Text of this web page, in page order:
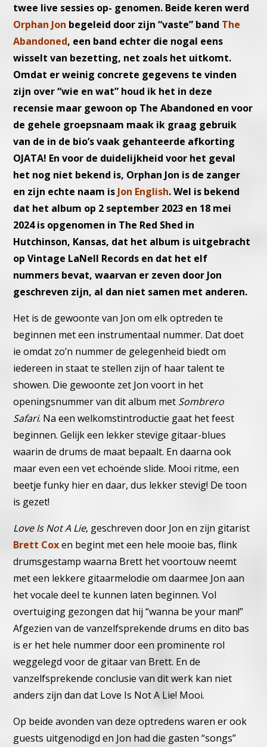
twee live sessies op- genomen. Beide keren werd
Orphan Jon begeleid door zijn “vaste” band The
Abandoned, een band echter die nogal eens
wisselt van bezetting, net zoals het uitkomt.
Omdat er weinig concrete gegevens te vinden
zijn over “wie en wat” houd ik het in deze
recensie maar gewoon op The Abandoned en voor
de gehele groepsnaam maak ik graag gebruik
van de in de bio’s vaak gehanteerde afkorting
OJATA! En voor de duidelijkheid voor het geval
het nog niet bekend is, Orphan Jon is de zanger
en zijn echte naam is Jon English. Wel is bekend
dat het album op 2 september 2023 en 18 mei
2024 is opgenomen in The Red Shed in
Hutchinson, Kansas, dat het album is uitgebracht
op Vintage LaNell Records en dat het elf
nummers bevat, waarvan er zeven door Jon
geschreven zijn, al dan niet samen met anderen.
Het is de gewoonte van Jon om elk optreden te
beginnen met een instrumentaal nummer. Dat doet
ie omdat zo’n nummer de gelegenheid biedt om
iedereen in staat te stellen zijn of haar talent te
showen. Die gewoonte zet Jon voort in het
openingsnummer van ditalbum met Sombrero
Safari. Na een welkomstintroductie gaat hetfeest
beginnen. Gelijk een lekker stevige gitaar-blues
waarin de drumsde maat bepaalt. En daarna ook
maar even een vet echoënde slide. Mooi ritme, een
beetje funky hier en daar, dus lekker stevig! De toon
is gezet!
Love Is Not A Lie, geschreven door Jon en zijn gitarist
Brett Coxen begint met een hele mooie bas, flink
drumsgestamp waarna Brett hetvoortouw neemt
met een lekkere gitaarmelodie om daarmee Jon aan
het vocale deel te kunnen laten beginnen. Vol
overtuiging gezongendat hij “wanna be your man!”
Afgezien van de vanzelfsprekendedrums en dito bas
is er het hele nummer door een prominente rol
weggelegd voor de gitaar van Brett. En de
vanzelfsprekende conclusievan dit werk kan niet
anders zijn dan dat Love Is Not A Lie! Mooi.
Op beide avonden van deze optredens waren er ook
guests uitgenodigd en Jon had die gasten “songs”